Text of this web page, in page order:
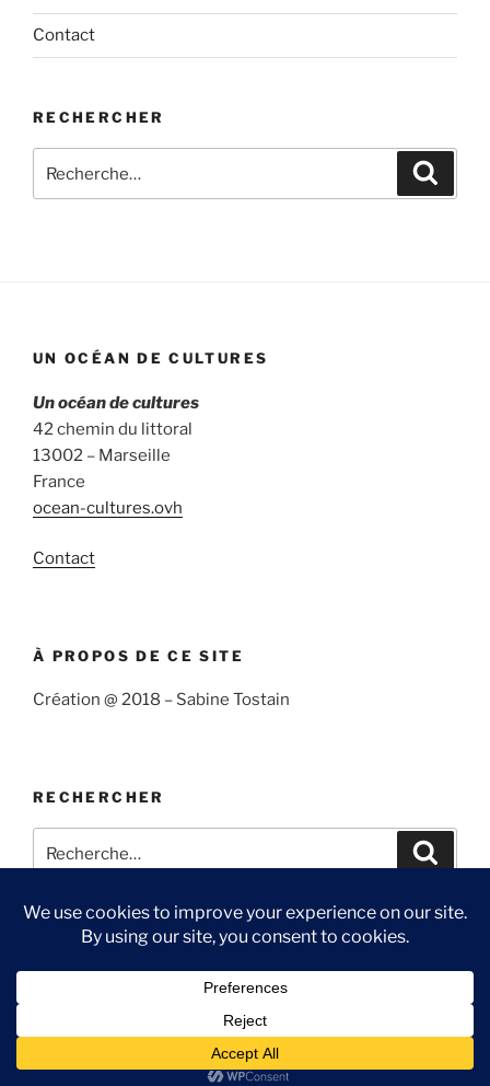
Contact
RECHERCHER
pour
UN OCÉAN DE CULTURES
Un océan de cultures
42 chemin du littoral
13002 – Marseille
France
ocean-cultures.ovh
Contact
À PROPOS DE CE SITE
Création @ 2018 – Sabine Tostain
RECHERCHER
pour
Suivre
Me
Ma
Tube
Contact
Fièrement propulsé par WordPress